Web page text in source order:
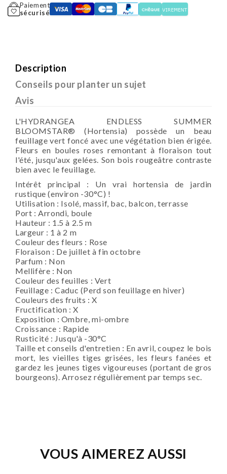
Paiement
sécurisé
Description
Conseils pour planter un sujet
Avis
L'HYDRANGEA ENDLESS SUMMER
BLOOMSTAR® (Hortensia) possède un beau
feuillage vert foncé avec une végétation bien érigée.
Fleurs en boules roses remontant à floraison tout
l'été, jusqu'aux gelées. Son bois rougeâtre contraste
bien avec le feuillage.
Intérêt principal : Un vrai hortensia de jardin
rustique (environ -30°C) !
Utilisation : Isolé, massif, bac, balcon, terrasse
Port : Arrondi, boule
Hauteur : 1.5 à 2.5 m
Largeur : 1 à 2 m
Couleur des fleurs : Rose
Floraison : De juillet à fin octobre
Parfum : Non
Mellifère : Non
Couleur des feuilles : Vert
Feuillage : Caduc (Perd son feuillage en hiver)
Couleurs des fruits : X
Fructification : X
Exposition : Ombre, mi-ombre
Croissance : Rapide
Rusticité : Jusqu'à -30°C
Taille et conseils d'entretien : En avril, coupez le bois
mort, les vieilles tiges grisées, les fleurs fanées et
gardez les jeunes tiges vigoureuses (portant de gros
bourgeons). Arrosez régulièrement par temps sec.
VOUS AIMEREZ AUSSI